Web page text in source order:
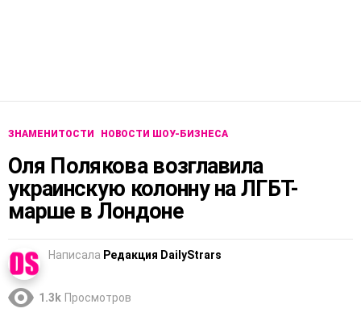
ЗНАМЕНИТОСТИ НОВОСТИ ШОУ-БИЗНЕСА
Оля Полякова возглавила
украинскую колонну на ЛГБТ-
марше в Лондоне
Написала Редакция DailyStrars
1.3k Просмотров